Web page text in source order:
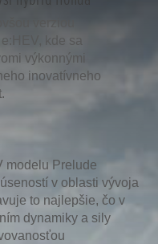
verziou
kde sa
výkonnými
inovatívneho
modelu Prelude
v oblasti vývoja
to najlepšie, čo v
dynamiky a sily